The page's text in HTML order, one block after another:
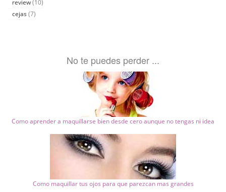
review (10)
cejas (7)
No te puedes perder ...
Como aprender a maquillarse bien desde cero aunque no tengas ni idea
Como maquillar tus ojos para que parezcan mas grandes